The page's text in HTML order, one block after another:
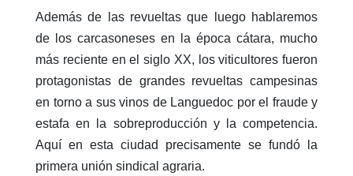
Además de las revueltas que luego hablaremos
de los carcasoneses en la época cátara, mucho
más reciente en el siglo XX, los viticultores fueron
protagonistas de grandes revueltas campesinas
en torno a sus vinos de Languedoc por el fraude y
estafa en la sobreproducción y la competencia.
Aquí en esta ciudad precisamente se fundó la
primera unión sindical agraria.